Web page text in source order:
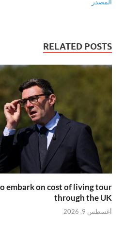
RELATED POSTS
embark on cost of living tour
through the UK
أغسطس 9, 2026